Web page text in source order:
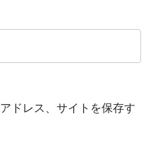
ドレス、サイトを保存す